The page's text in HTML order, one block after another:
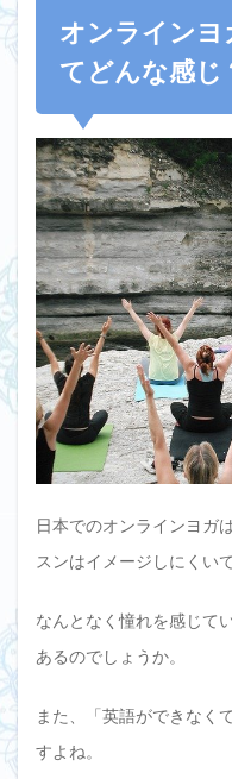
オンラインヨ
てどんな感じ
日本でのオンラインヨガ
スンはイメージしにくい
なんとなく憧れを感じて
あるのでしょうか。
また、「英語ができなく
すよね。